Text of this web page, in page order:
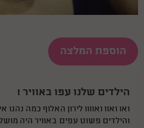
הוספת המלצה
הילדים שלנו עפו באוויר !
ואו ואוו ואוווו לירון האלוף כמה